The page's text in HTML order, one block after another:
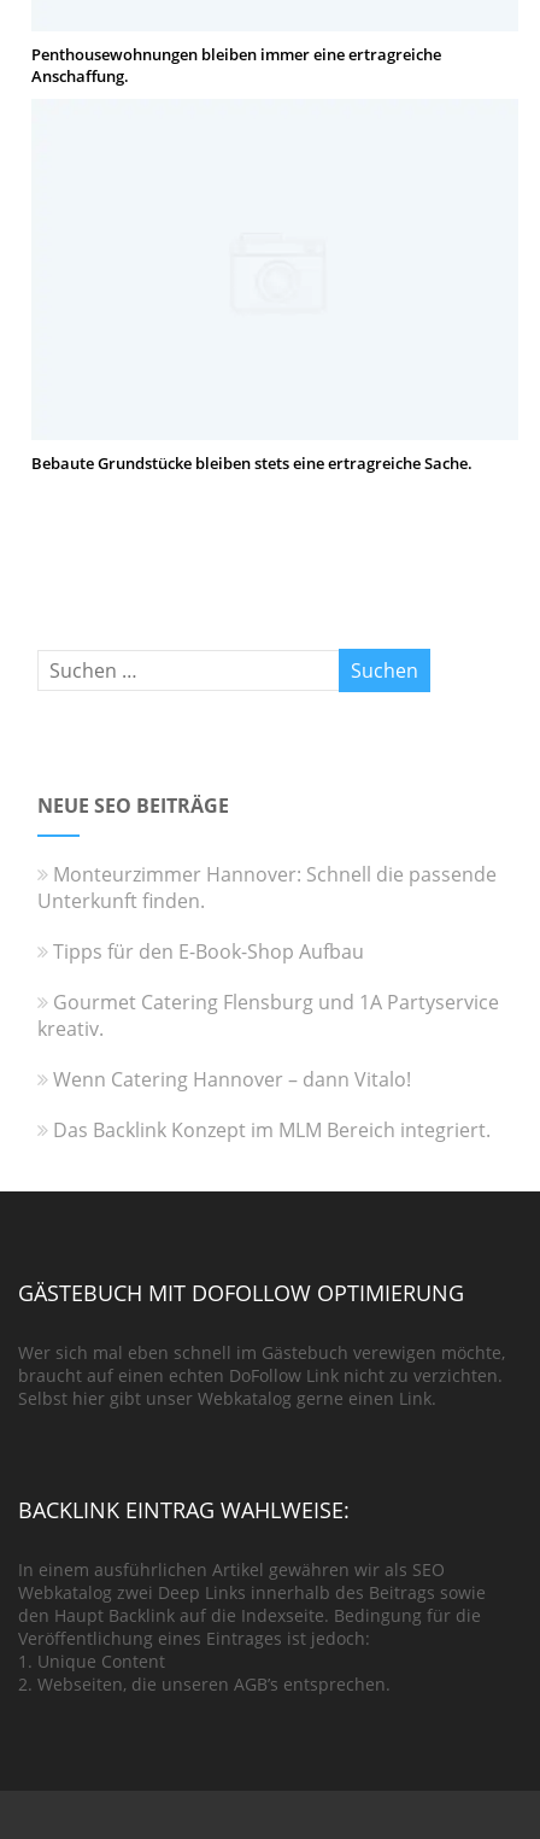
Penthousewohnungen bleiben immer eine ertragreiche
Anschaffung.
Bebaute Grundstücke bleiben stets eine ertragreiche Sache.
NEUE SEO BEITRÄGE
Monteurzimmer Hannover: Schnell die passende
Unterkunft finden.
Tipps für den E-Book-Shop Aufbau
Gourmet Catering Flensburg und 1A Partyservice
kreativ.
Wenn Catering Hannover – dann Vitalo!
Das Backlink Konzept im MLM Bereich integriert.
GÄSTEBUCH MIT DOFOLLOW OPTIMIERUNG
Wer sich mal eben schnell im Gästebuch verewigen möchte,
braucht auf einen echten DoFollow Link nicht zu verzichten.
Selbst hier gibt unser Webkatalog gerne einen Link.
BACKLINK EINTRAG WAHLWEISE:
In einem ausführlichen Artikel gewähren wir als SEO
Webkatalog zwei Deep Links innerhalb des Beitrags sowie
den Haupt Backlink auf die Indexseite. Bedingung für die
Veröffentlichung eines Eintrages ist jedoch:
1. Unique Content
2. Webseiten, die unseren AGB’s entsprechen.